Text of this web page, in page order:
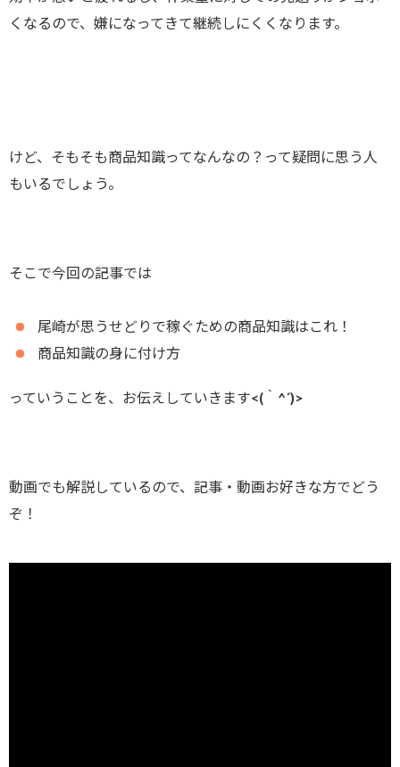
くなるので、嫌になってきて継続しにくくなります。
けど、そもそも商品知識ってなんなの？って疑問に思う人
もいるでしょう。
そこで今回の記事では
尾崎が思うせどりで稼ぐための商品知識はこれ！
商品知識の身に付け方
っていうことを、お伝えしていきます<(｀^´)>
動画でも解説しているので、記事・動画お好きな方でどう
ぞ！